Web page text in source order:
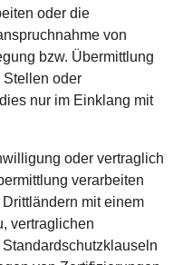
oder die
von
bzw. Übermittlung
Stellen oder
nur im Einklang mit
oder vertraglich
verarbeiten
mit einem
vertraglichen